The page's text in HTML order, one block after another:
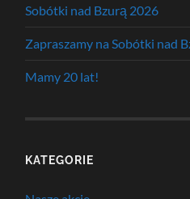
Sobótki nad Bzurą 2026
Zapraszamy na Sobótki nad
Mamy 20 lat!
KATEGORIE